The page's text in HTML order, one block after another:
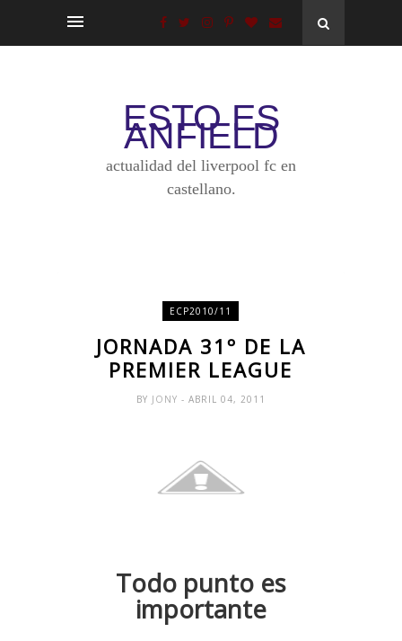
ESTO ES
ANFIELD
actualidad del liverpool fc en
castellano.
ECP2010/11
JORNADA 31º DE LA
PREMIER LEAGUE
BY JONY - ABRIL 04, 2011
Todo punto es
importante